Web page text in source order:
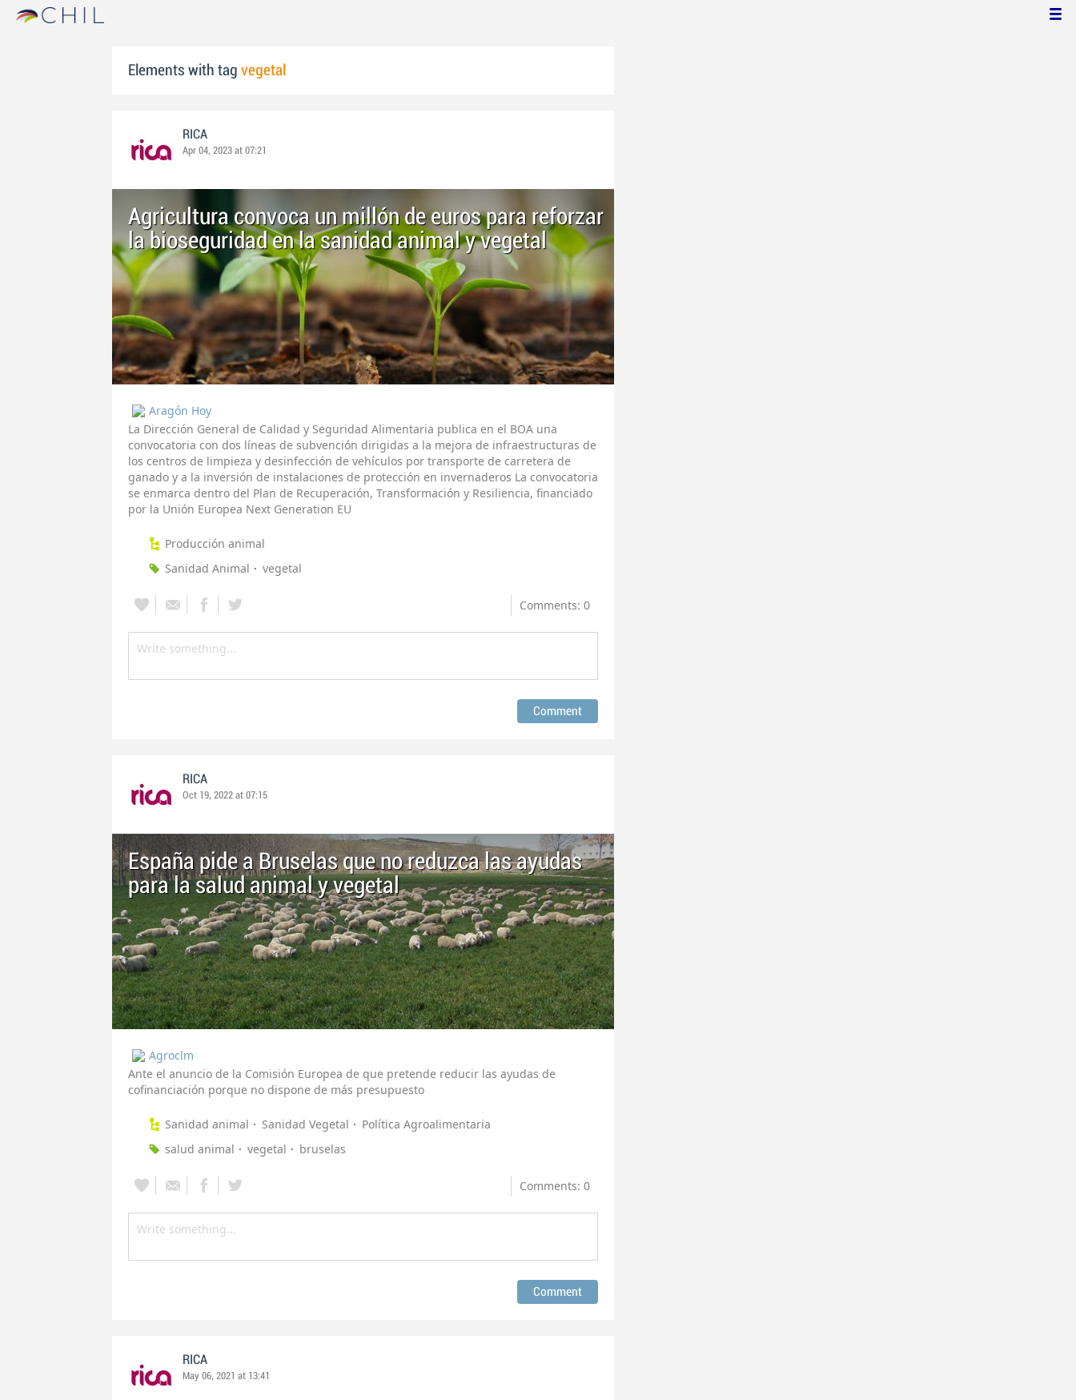
Elements with tag vegetal
RICA
Apr 04, 2023 at 07:21
Agricultura convoca un millón de euros para reforzar
la bioseguridad en la sanidad animal y vegetal
Aragón Hoy
La Dirección General de Calidad y Seguridad Alimentaria publica en el BOA una
convocatoria con dos líneas de subvención dirigidas a la mejora de infraestructuras de
los centros de limpieza y desinfección de vehículos por transporte de carretera de
ganado y a la inversión de instalaciones de protección en invernaderos La convocatoria
se enmarca dentro del Plan de Recuperación, Transformación y Resiliencia, financiado
por la Unión Europea Next Generation EU
Producción animal
Sanidad Animal
vegetal
Comments: 0
RICA
Oct 19, 2022 at 07:15
España pide a Bruselas que no reduzca las ayudas
para la salud animal y vegetal
Agroclm
Ante el anuncio de la Comisión Europea de que pretende reducir las ayudas de
cofinanciación porque no dispone de más presupuesto
Sanidad animal Sanidad Vegetal
Política Agroalimentaria
salud animal
vegetal bruselas
Comments: 0
RICA
May 06, 2021 at 13:41